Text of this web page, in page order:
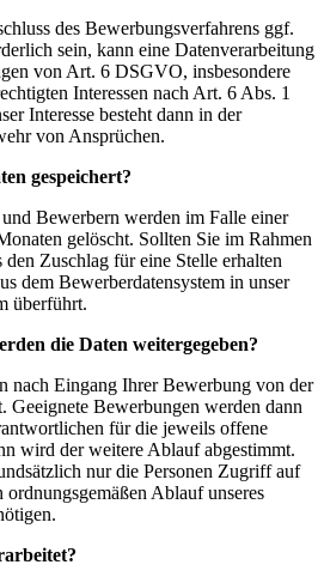
des Bewerbungsverfahrens ggf.
sein, kann eine Datenverarbeitung
von Art. 6 DSGVO, insbesondere
Interessen nach Art. 6 Abs. 1
Interesse besteht dann in der
von Ansprüchen.
gespeichert?
Bewerbern werden im Falle einer
gelöscht. Sollten Sie im Rahmen
Zuschlag für eine Stelle erhalten
dem Bewerberdatensystem in unser
überführt.
die Daten weitergegeben?
nach Eingang Ihrer Bewerbung von der
Geeignete Bewerbungen werden dann
für die jeweils offene
wird der weitere Ablauf abgestimmt.
nur die Personen Zugriff auf
Ablauf unseres